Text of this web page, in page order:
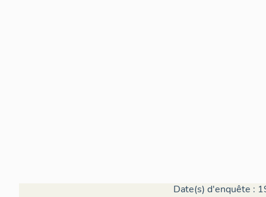
Date(s) d'enquête :